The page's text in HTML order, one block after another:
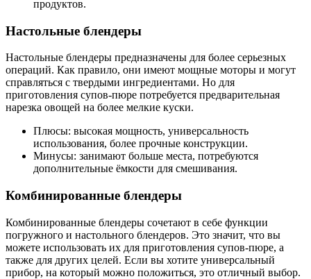
продуктов.
Настольные блендеры
Настольные блендеры предназначены для более серьезных
операций. Как правило, они имеют мощные моторы и могут
справляться с твердыми ингредиентами. Но для
приготовления супов-пюре потребуется предварительная
нарезка овощей на более мелкие куски.
Плюсы: высокая мощность, универсальность
использования, более прочные конструкции.
Минусы: занимают больше места, потребуются
дополнительные ёмкости для смешивания.
Комбинированные блендеры
Комбинированные блендеры сочетают в себе функции
погружного и настольного блендеров. Это значит, что вы
можете использовать их для приготовления супов-пюре, а
также для других целей. Если вы хотите универсальный
прибор, на который можно положиться, это отличный выбор.